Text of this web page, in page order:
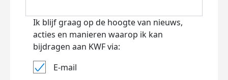
Ik blijf graag op de hoogte van nieuws,
acties en manieren waarop ik kan
bijdragen aan KWF via:
E-mail